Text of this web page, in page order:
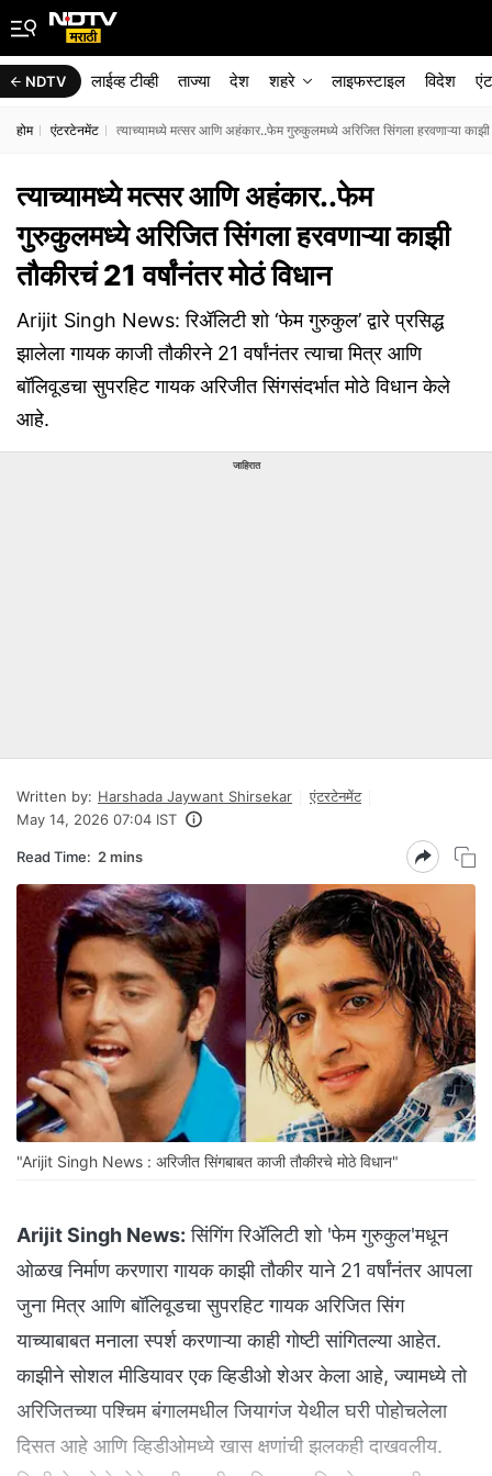
NDTV लाईव्ह टीव्ही ताज्या देश शहरे लाइफस्टाइल विदेश
होम एंटरटेनमेंट त्याच्यामध्ये मत्सर आणि अहंकार..फेम गुरुकुलमध्ये अरिजित सिंगला हरवणाऱ्या काझी
त्याच्यामध्ये मत्सर आणि अहंकार..फेम
गुरुकुलमध्ये अरिजित सिंगला हरवणाऱ्या काझी
तौकीरचं 21 वर्षांनंतर मोठं विधान
Arijit Singh News: रिॲलिटी शो ‘फेम गुरुकुल’ द्वारे प्रसिद्ध
झालेला गायक काजी तौकीरने 21 वर्षांनंतर त्याचा मित्र आणि
बॉलिवूडचा सुपरहिट गायक अरिजीत सिंगसंदर्भात मोठे विधान केले
आहे.
जाहिरात
Written by: Harshada Jaywant Shirsekar
एंटरटेनमेंट
May 14, 2026 07:04 IST
Read Time: 2 mins
"Arijit Singh News : अरिजीत सिंगबाबत काजी तौकीरचे मोठे विधान"
Arijit Singh News: सिंगिंग रिॲलिटी शो 'फेम गुरुकुल'मधून
ओळख निर्माण करणारा गायक काझी तौकीर याने 21 वर्षांनंतर आपला
जुना मित्र आणि बॉलिवूडचा सुपरहिट गायक अरिजित सिंग
याच्याबाबत मनाला स्पर्श करणाऱ्या काही गोष्टी सांगितल्या आहेत.
काझीने सोशल मीडियावर एक व्हिडीओ शेअर केला आहे, ज्यामध्ये तो
अरिजितच्या पश्चिम बंगालमधील जियागंज येथील घरी पोहोचलेला
दिसत आहे आणि व्हिडीओमध्ये खास क्षणांची झलकही दाखवलीय.